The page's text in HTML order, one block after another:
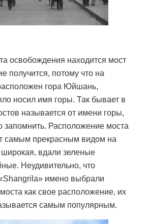
освобождения находится мост
получится, потому что на
гора Юйшань,
носил имя горы. Так бывает в
называется от имени горы,
запомнить. Расположение моста
самым прекрасным видом на
широкая, вдали зеленые
Неудивительно, что
имено выбрали
как свое расположение, их
самым популярным.